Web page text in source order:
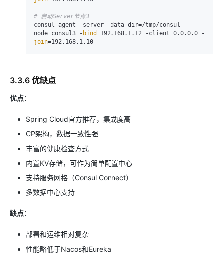
# 启动Server节点3
consul agent -server -data-dir=/tmp/consul -
node=consul3 - bind=192.168.1.12 -client=0.0.0.0 -
join
3.3.6 优缺点
优点：
Spring Cloud官方推荐，集成度高
CP架构，数据一致性强
丰富的健康检查方式
内置KV存储，可作为简单配置中心
支持服务网格（Consul Connect）
多数据中心支持
缺点：
部署和运维相对复杂
性能略低于Nacos和Eureka